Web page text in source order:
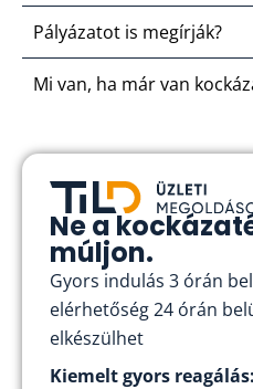
Pályázatot is megírják?
Mi van, ha már van
Ne a
múljon.
Gyors indulás 3 órán
elérhetőség 24 órán
elkészülhet
Kiemelt gyors reagálás: